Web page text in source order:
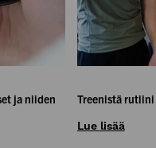
ja niiden
Treenistä
Lue lisää